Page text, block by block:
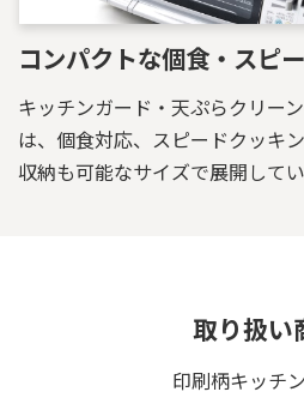
コンパクトな個食・スピ
キッチンガード・天ぷらクリー
は、個食対応、スピードクッキ
収納も可能なサイズで展開してい
取り扱い
印刷柄キッチ